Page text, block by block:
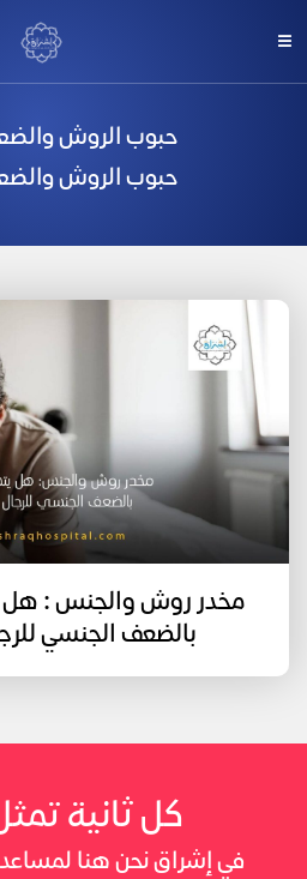
حبوب الروش
حبوب الروش
مخدر روش والجنس : هل
بالضعف الجنسي
كل ثانية
في إشراق نحن هنا